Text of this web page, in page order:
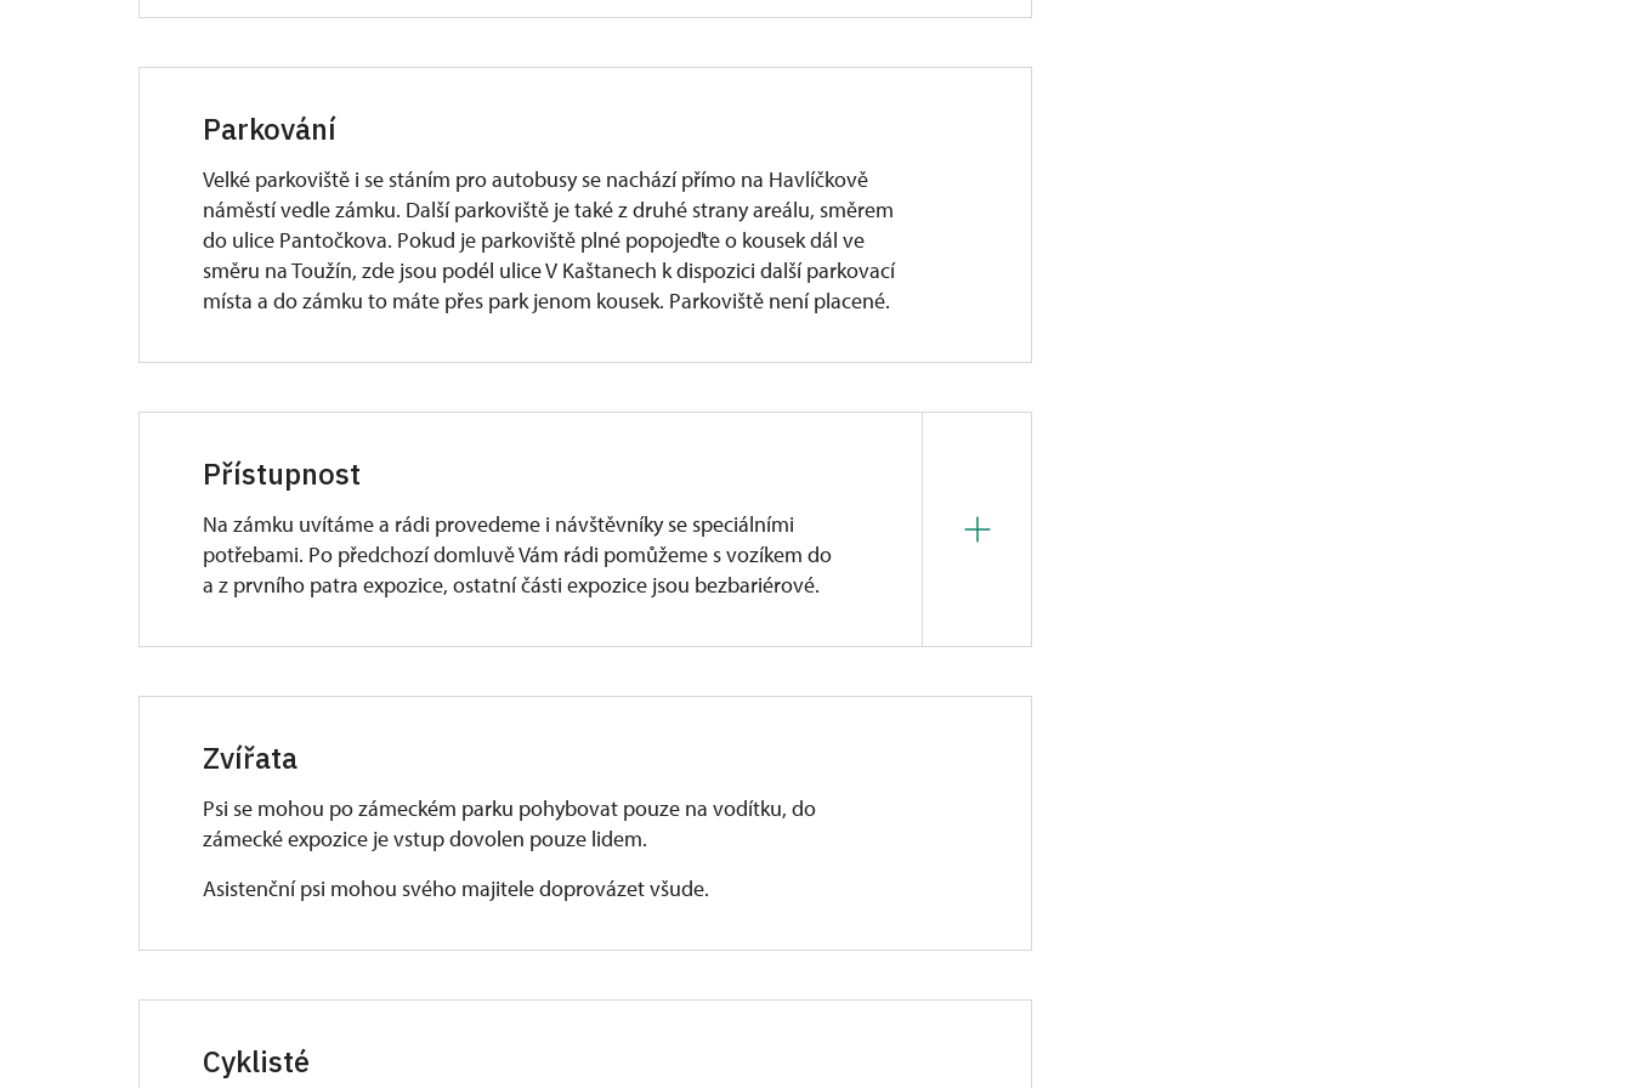
Parkování
Velké parkoviště i se stáním pro autobusy se nachází přímo na Havlíčkově
náměstí vedle zámku. Další parkoviště je také z druhé strany areálu, směrem
do ulice Pantočkova. Pokud je parkoviště plné popojeďte o kousek dál ve
směru na Toužín, zde jsou podél ulice V Kaštanech k dispozici další parkovací
místa a do zámku to máte přes park jenom kousek. Parkoviště není placené.
Přístupnost
Na zámku uvítáme a rádi provedeme i návštěvníky se speciálními
potřebami. Po předchozí domluvě Vám rádi pomůžeme s vozíkem do
a z prvního patra expozice, ostatní části expozice jsou bezbariérové.
Před zámkem se nachází parkoviště s asfaltovým povrchem, kde jsou pro vozíčkáře
vyhrazena dvě parkovací místa.
Vstup do objektu
Z druhé strany zámku, cca 100 m od parkoviště. Přístup je po mlatové cestě s drobnými
Pokladna
Zvířata
Psi se mohou po zámeckém parku pohybovat pouze na vodítku, do
zámecké expozice je vstup dovolen pouze lidem.
Asistenční psi mohou svého majitele doprovázet všude.
Cyklisté